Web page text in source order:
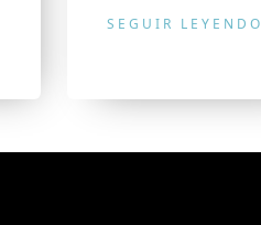
SEGUIR LEYENDO